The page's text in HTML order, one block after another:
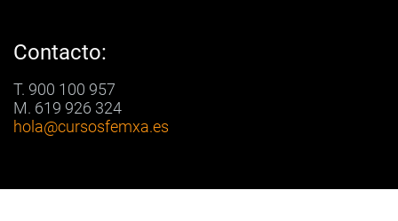
Contacto:
T. 900 100 957
M. 619 926 324
hola@cursosfemxa.es